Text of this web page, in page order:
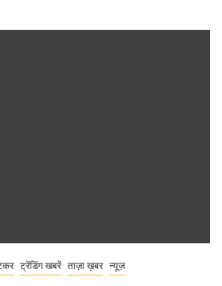
ट्रेंडिंग खबरें ताज़ा ख़बर न्यूज़